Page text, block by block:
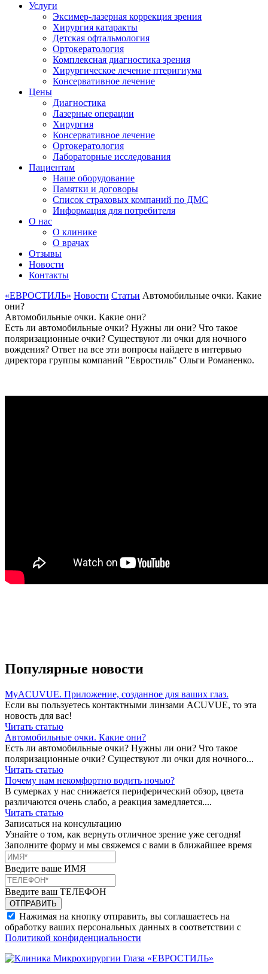
Услуги
Эксимер-лазерная коррекция зрения
Хирургия катаракты
Детская офтальмология
Ортокератология
Комплексная диагностика зрения
Хирургическое лечение птеригиума
Консервативное лечение
Цены
Диагностика
Лазерные операции
Хирургия
Консервативное лечение
Ортокератология
Лабораторные исследования
Пациентам
Наше оборудование
Памятки и договоры
Список страховых компаний по ДМС
Информация для потребителя
О нас
О клинике
О врачах
Отзывы
Новости
Контакты
«ЕВРОСТИЛЬ» Новости Статьи Автомобильные очки. Какие
они?
Автомобильные очки. Какие они?
Есть ли автомобильные очки? Нужны ли они? Что такое
поляризационные очки? Существуют ли очки для ночного
вождения? Ответ на все эти вопросы найдете в интервью
директора группы компаний "Евростиль" Ольги Романенко.
Популярные новости
MyACUVUE. Приложение, созданное для ваших глаз.
Если вы пользуетесь контактными линзами ACUVUE, то эта
новость для вас!
Читать статью
Автомобильные очки. Какие они?
Есть ли автомобильные очки? Нужны ли они? Что такое
поляризационные очки? Существуют ли очки для ночного...
Читать статью
Почему нам некомфортно водить ночью?
В сумерках у нас снижается периферический обзор, цвета
различаются очень слабо, а реакция замедляется....
Читать статью
Записаться на консультацию
Узнайте о том, как вернуть отличное зрение уже сегодня!
Заполните форму и мы свяжемся с вами в ближайшее время
Введите ваше ИМЯ
Введите ваш ТЕЛЕФОН
Нажимая на кнопку отправить, вы соглашаетесь на
обработку ваших персональных данных в соответствии с
Политикой конфиденциальности